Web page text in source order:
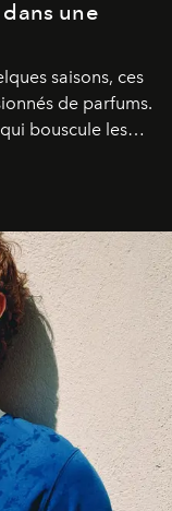
une
saisons, ces
de parfums.
bouscule les
: